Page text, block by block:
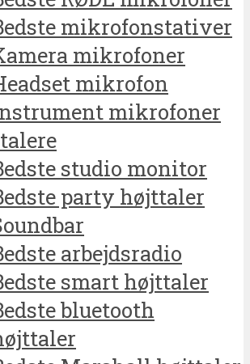
mikrofonstativer
mikrofoner
mikrofon
mikrofoner
studio monitor
party højttaler
arbejdsradio
smart højttaler
bluetooth